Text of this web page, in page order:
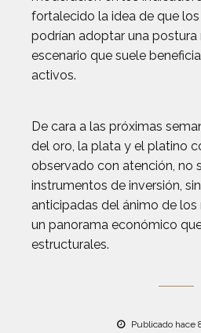
fortalecido la idea de que
podrían adoptar una postura
escenario que suele
activos.
De cara a las próximas
del oro, la plata y el platino
observado con atención, no
instrumentos de inversión,
anticipadas del ánimo de
un panorama económico
estructurales.
Publicado hace